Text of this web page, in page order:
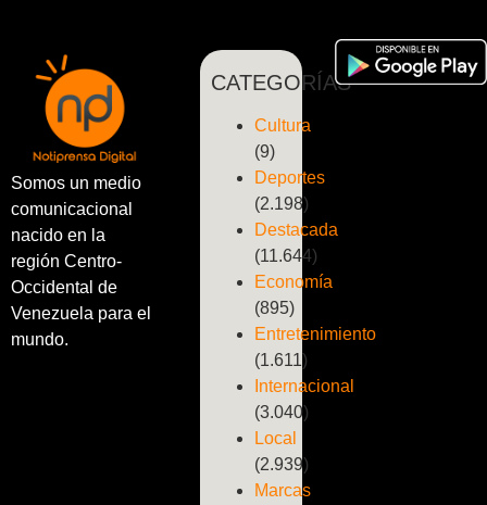
Somos un medio
comunicacional
nacido en la
región Centro-
Occidental de
Venezuela para el
mundo.
CATEGORÍAS
Cultura
(9)
Deportes
(2.198)
Destacada
(11.644)
Economía
(895)
Entretenimiento
(1.611)
Internacional
(3.040)
Local
(2.939)
Marcas